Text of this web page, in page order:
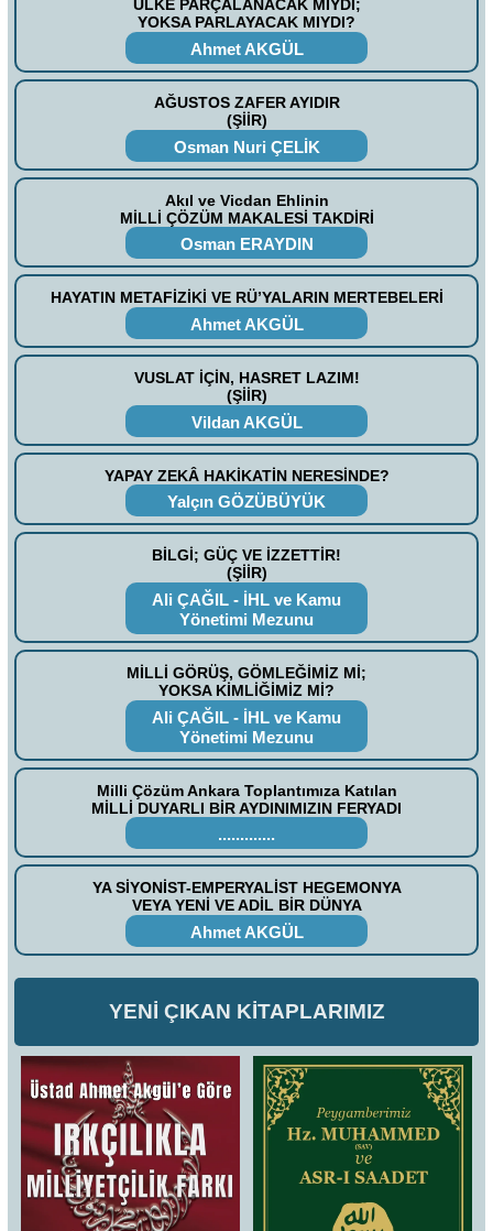
ÜLKE PARÇALANACAK MIYDI;
YOKSA PARLAYACAK MIYDI?
Ahmet AKGÜL
AĞUSTOS ZAFER AYIDIR
(ŞİİR)
Osman Nuri ÇELİK
Akıl ve Vicdan Ehlinin
MİLLİ ÇÖZÜM MAKALESİ TAKDİRİ
Osman ERAYDIN
HAYATIN METAFİZİKİ VE RÜ’YALARIN MERTEBELERİ
Ahmet AKGÜL
VUSLAT İÇİN, HASRET LAZIM!
(ŞİİR)
Vildan AKGÜL
YAPAY ZEKÂ HAKİKATİN NERESİNDE?
Yalçın GÖZÜBÜYÜK
BİLGİ; GÜÇ VE İZZETTİR!
(ŞİİR)
Ali ÇAĞIL - İHL ve Kamu
Yönetimi Mezunu
MİLLİ GÖRÜŞ, GÖMLEĞİMİZ Mİ;
YOKSA KİMLİĞİMİZ Mİ?
Ali ÇAĞIL - İHL ve Kamu
Yönetimi Mezunu
Milli Çözüm Ankara Toplantımıza Katılan
MİLLİ DUYARLI BİR AYDINIMIZIN FERYADI
.............
YA SİYONİST-EMPERYALİST HEGEMONYA
VEYA YENİ VE ADİL BİR DÜNYA
Ahmet AKGÜL
YENİ ÇIKAN KİTAPLARIMIZ